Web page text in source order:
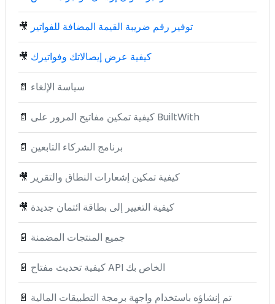
🎥 توفير رقم ضريبة القيمة المضافة للفواتير
🎥 كيفية عرض إيصالاتك وفواتيرك
📄 سياسة الإلغاء
📄 كيفية تمكين مفاتيح المرور على BuiltWith
📄 برنامج الشركاء التابعين
🎥 كيفية تمكين إشعارات النطاق والتقرير
🎥 كيفية التغيير إلى بطاقة ائتمان جديدة
📄 جميع المنتجات المضمنة
📄 كيفية تحديث مفتاح API الخاص بك
📄 تم إنشاؤه باستخدام واجهة برمجة التطبيقات المالية